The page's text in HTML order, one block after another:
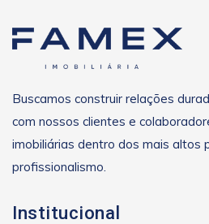
Buscamos construir relações
com nossos clientes e
imobiliárias dentro dos mais altos
profissionalismo.
Institucional